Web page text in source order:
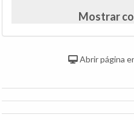
Mostrar
Abrir página